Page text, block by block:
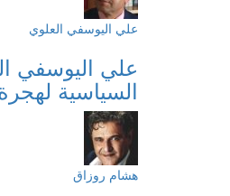
علي اليوسفي العلوي
علي اليوسفي
السياسية
هشام روزاق